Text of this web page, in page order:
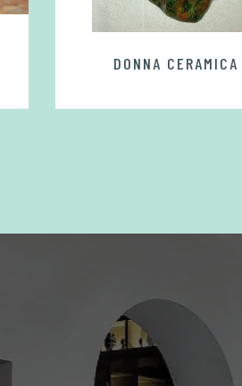
DONNA CERAMICA